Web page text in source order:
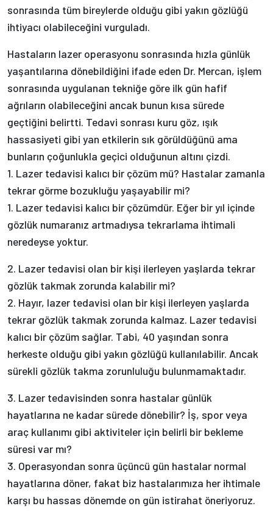
sonrasında tüm bireylerde olduğu gibi yakın gözlüğü
ihtiyacı olabileceğini vurguladı.
Hastaların lazer operasyonu sonrasında hızla günlük
yaşantılarına dönebildiğini ifade eden Dr. Mercan, işlem
sonrasında uygulanan tekniğe göre ilk gün hafif
ağrıların olabileceğini ancak bunun kısa sürede
geçtiğini belirtti. Tedavi sonrası kuru göz, ışık
hassasiyeti gibi yan etkilerin sık görüldüğünü ama
bunların çoğunlukla geçici olduğunun altını çizdi.
1. Lazer tedavisi kalıcı bir çözüm mü? Hastalar zamanla
tekrar görme bozukluğu yaşayabilir mi?
1. Lazer tedavisi kalıcı bir çözümdür. Eğer bir yıl içinde
gözlük numaranız artmadıysa tekrarlama ihtimali
neredeyse yoktur.
2. Lazer tedavisi olan bir kişi ilerleyen yaşlarda tekrar
gözlük takmak zorunda kalabilir mi?
2. Hayır, lazer tedavisi olan bir kişi ilerleyen yaşlarda
tekrar gözlük takmak zorunda kalmaz. Lazer tedavisi
kalıcı bir çözüm sağlar. Tabi, 40 yaşından sonra
herkeste olduğu gibi yakın gözlüğü kullanılabilir. Ancak
sürekli gözlük takma zorunluluğu bulunmamaktadır.
3. Lazer tedavisinden sonra hastalar günlük
hayatlarına ne kadar sürede dönebilir? İş, spor veya
araç kullanımı gibi aktiviteler için belirli bir bekleme
süresi var mı?
3. Operasyondan sonra üçüncü gün hastalar normal
hayatlarına döner, fakat biz hastalarımıza her ihtimale
karşı bu hassas dönemde on gün istirahat öneriyoruz.